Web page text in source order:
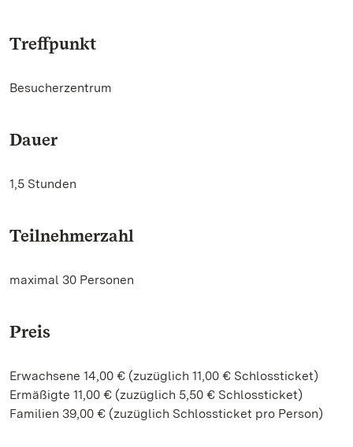
Treffpunkt
Besucherzentrum
Dauer
1,5 Stunden
Teilnehmerzahl
maximal 30 Personen
Preis
Erwachsene 14,00 € (zuzüglich 11,00 € Schlossticket)
Ermäßigte 11,00 € (zuzüglich 5,50 € Schlossticket)
Familien 39,00 € (zuzüglich Schlossticket pro Person)